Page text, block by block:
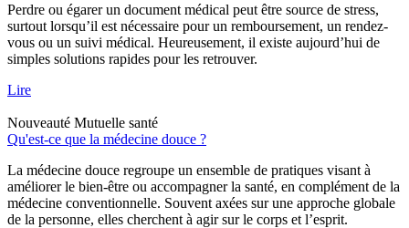
Perdre ou égarer un document médical peut être source de stress,
surtout lorsqu’il est nécessaire pour un remboursement, un rendez-
vous ou un suivi médical. Heureusement, il existe aujourd’hui de
simples solutions rapides pour les retrouver.
Lire
Nouveauté Mutuelle santé
Qu'est-ce que la médecine douce ?
La médecine douce regroupe un ensemble de pratiques visant à
améliorer le bien-être ou accompagner la santé, en complément de la
médecine conventionnelle. Souvent axées sur une approche globale
de la personne, elles cherchent à agir sur le corps et l’esprit.